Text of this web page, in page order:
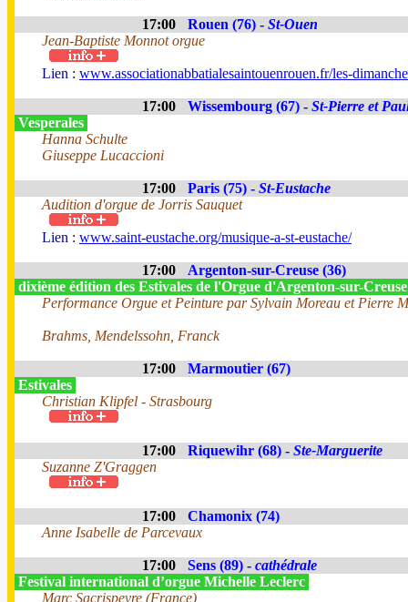
17:00 Rouen (76) - St-Ouen
Jean-Baptiste Monnot orgue
Lien : www.associationabbatialesaintouenrouen.fr/les-
17:00 Wissembourg (67) - St-Pierre et
Vesperales
Hanna Schulte
Giuseppe Lucaccioni
17:00 Paris (75) - St-Eustache
Audition d'orgue de Jorris Sauquet
Lien : www.saint-eustache.org/musique-a-st-eustache/
17:00
Argenton-sur-Creuse (36)
dixième édition des Estivales de l'Orgue d'Argenton-sur-
Performance Orgue et Peinture par Sylvain Moreau et Pierre
Brahms, Mendelssohn, Franck
17:00
Marmoutier (67)
Estivales
Christian Klipfel - Strasbourg
17:00 Riquewihr (68) - Ste-Marguerite
Suzanne Z'Graggen
17:00
Chamonix (74)
Anne Isabelle de Parcevaux
17:00 Sens (89) - cathédrale
Festival international d’orgue Michelle Leclerc
Marc Sacrispeyre (France)